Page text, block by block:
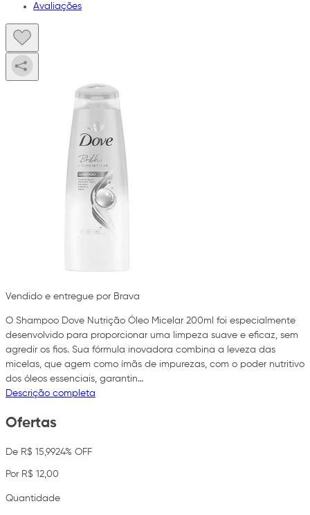
Avaliações
Vendido e entregue por Brava
O Shampoo Dove Nutrição Óleo Micelar 200ml foi especialmente
desenvolvido para proporcionar uma limpeza suave e eficaz, sem
agredir os fios. Sua fórmula inovadora combina a leveza das
micelas, que agem como ímãs de impurezas, com o poder nutritivo
dos óleos essenciais, garantin…
Descrição completa
Ofertas
De R$ 15,9924% OFF
Por R$ 12,00
Quantidade